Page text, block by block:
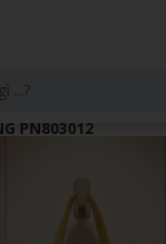
PN803012